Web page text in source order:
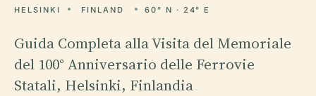
HELSINKI FINLAND 60° N · 24° E
Guida Completa alla Visita del Memoriale
del 100° Anniversario delle Ferrovie
Statali, Helsinki, Finlandia